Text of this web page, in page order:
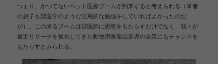
つまり、かつてないペット医療ブームが到来すると考えられる（筆者
の息子も獣医学のような実用的な勉強をしていればよかったのだ
が）。この来るブームは獣医師に恩恵をもたらすだけでなく、我々が
最近リサーチを強化してきた動物用医薬品業界の企業にもチャンスを
もたらすとみられる。